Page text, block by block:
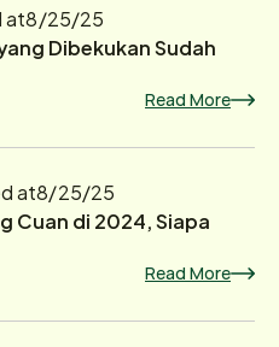
at8/25/25
Dibekukan Sudah
Read More
at8/25/25
Cuan di 2024, Siapa
Read More